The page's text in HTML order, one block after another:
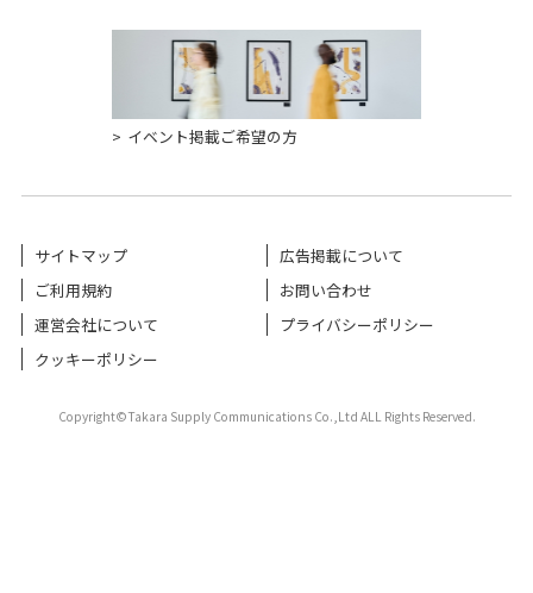
イベント掲載ご希望の方
サイトマップ
広告掲載について
ご利用規約
お問い合わせ
運営会社について
プライバシーポリシー
クッキーポリシー
Copyright©Takara Supply Communications Co.,Ltd ALL Rights Reserved.